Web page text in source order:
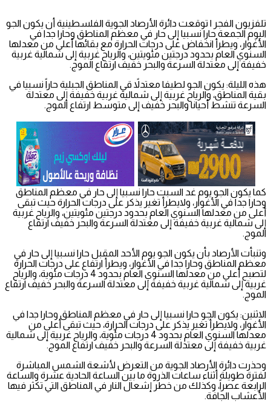
تلفزيون الفجر | توقعت دائرة الأرصاد الجوية الفلسطينية أن يكون الجو
اليوم الجمعة حارا نسبيا إلى حار في معظم المناطق وحارا جدا في
الأغوار، ويطرأ انخفاض على درجات الحرارة مع بقائها أعلى من معدلها
السنوي العام بحدود درجتين مئويتين، والرياح غربية إلى شمالية غربية
خفيفة إلى معتدلة السرعة والبحر خفيف ارتفاع الموج.
هذه الليلة: يكون الجو لطيفا معتدلاً قي المناطق الجبلية حاراً نسبيا في
بقية المناطق، والرياح غربية إلى شمالية غربية خفيفة إلى معتدلة
السرعة تنشط أحيانا والبحر خفيف إلى متوسط ارتفاع الموج.
كما يكون الجو يوم غد السبت حارا نسبيا إلى حار في معظم المناطق
وحارا جدا في الأغوار، ولايطرأ تغير يذكر على درجات الحرارة حيث تبقى
أعلى من معدلها السنوي العام بحدود درجتين مئويتين، والرياح غربية
إلى شمالية غربية خفيفة إلى معتدلة السرعة والبحر خفيف ارتفاع
الموج.
وتنبأت الأرصاد بأن يكون الجو يوم الأحد المقبل حارا نسبيا إلى حار في
معظم المناطق وحارا جدا في الأغوار، ويطرأ ارتفاع على درجات الحرارة
لتصبح أعلى من معدلها السنوي العام بحدود 4 درجات مئوية، والرياح
غربية إلى شمالية غربية خفيفة إلى معتدلة السرعة والبحر خفيف ارتفاع
الموج.
الاثنين: يكون الجو حارا نسبيا إلى حار في معظم المناطق وحارا جدا في
الأغوار، ولايطرأ تغير يذكر على درجات الحرارة، حيث تبقى أعلى من
معدلها السنوي العام بحدود 4 درجات مئوية، والرياح غربية إلى شمالية
غربية خفيفة إلى معتدلة السرعة والبحر خفيف ارتفاع الموج.
وحذرت دائرة الأرصاد الجوية من التعرض لأشعة الشمس المباشرة
لفترة طويلة أثناء ساعات الذروة ما بين الساعة الحادية عشرة والساعة
الرابعة عصراً، وكذلك من خطر إشعال النار في المناطق التي تكثر فيها
الأعشاب الجافة.